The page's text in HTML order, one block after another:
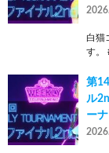
白猫
す。
第
ル
ー